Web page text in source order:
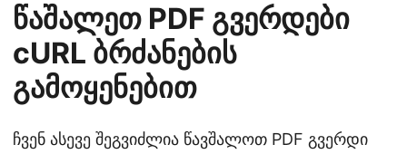
წაშალეთ PDF გვერდები
cURL ბრძანების
გამოყენებით
ჩვენ ასევე შეგვიძლია წავშალოთ PDF გვერდი